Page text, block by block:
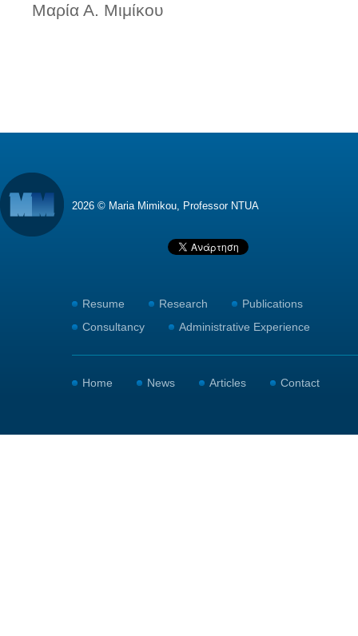
Μαρία Α. Μιμίκου
2026 © Maria Mimikou, Professor NTUA
Resume Research
Publications
Consultancy
Administrative Experience
Home News Articles Contact